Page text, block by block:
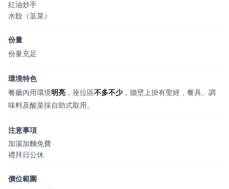
紅油炒手
水餃（韮菜）
份量
份量充足
環境特色
餐廳內用環境明亮 ，座位區不多不少，牆壁上掛有聖經，餐具、調
味料及酸菜採自助式取用。
注意事項
加湯加麵免費
禮拜日公休
價位範圍